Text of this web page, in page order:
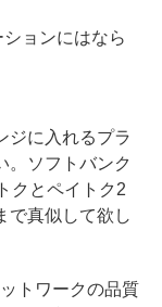
ョンにはなら
ジに入れるプラ
。ソフトバンク
クとペイトク2
で真似して欲し
トワークの品質